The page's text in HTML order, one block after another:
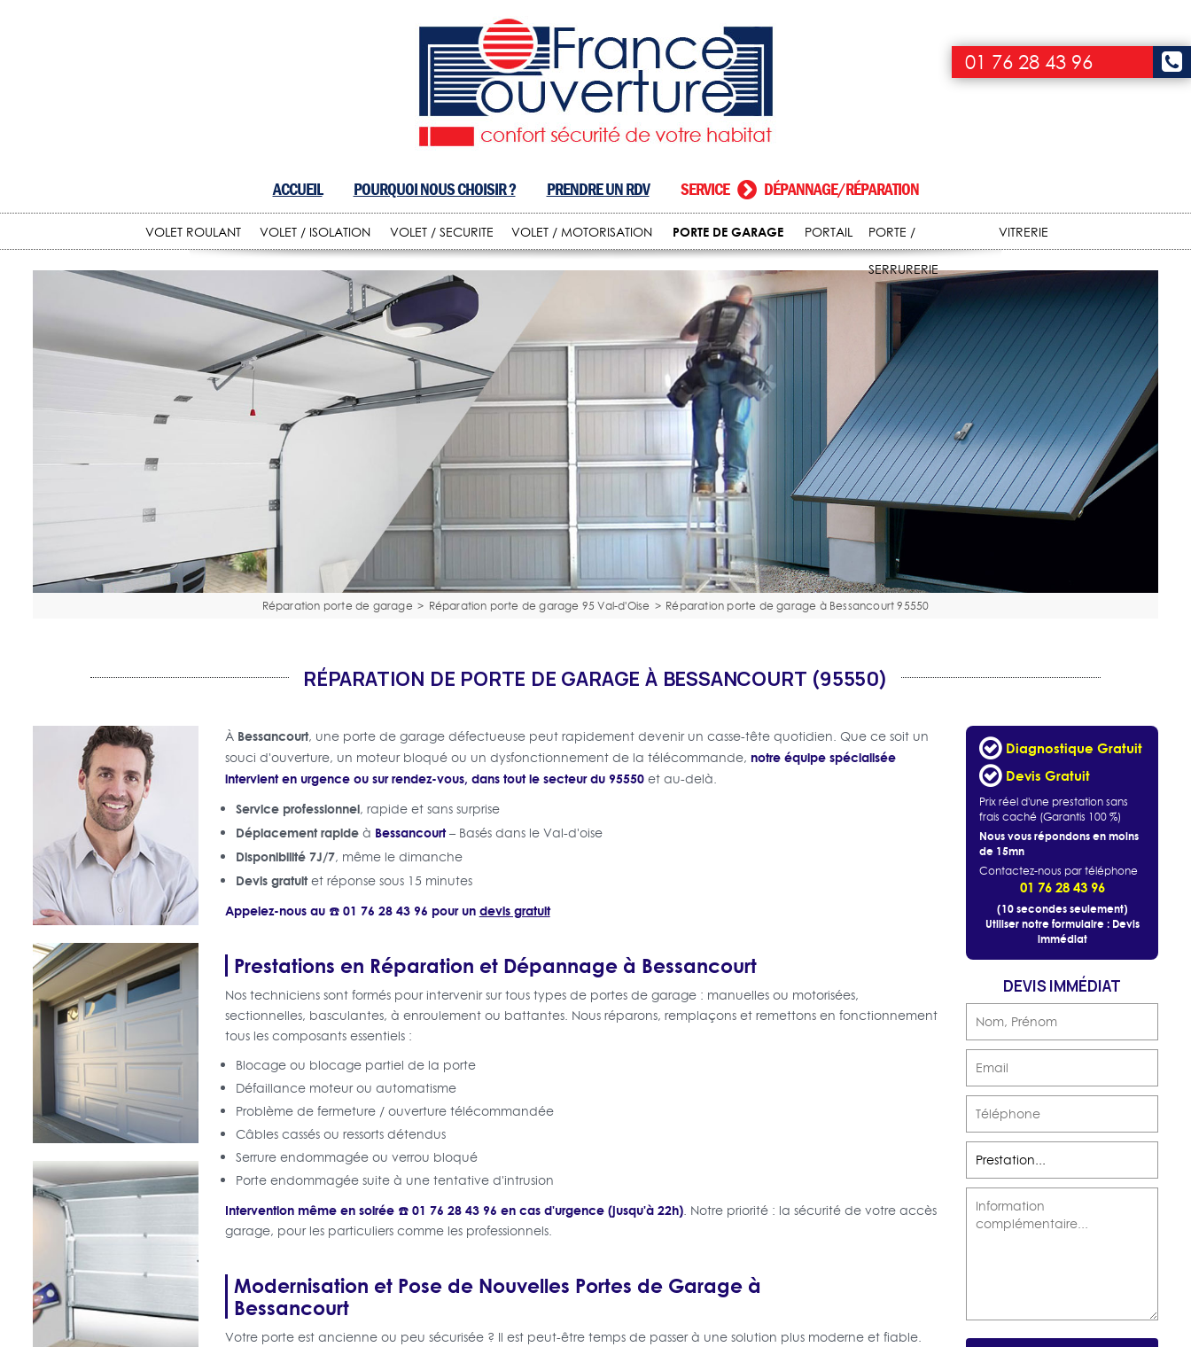
01 76 28 43 96
ACCUEIL POURQUOI NOUS CHOISIR ? PRENDRE UN RDV SERVICE DÉPANNAGE/RÉPARATION
VOLET ROULANT VOLET / ISOLATION VOLET / SECURITE VOLET / MOTORISATION PORTE DE GARAGE PORTAIL PORTE /
SERRURERIE
VITRERIE
Réparation porte de garage > Réparation porte de garage 95 Val-d'Oise > Réparation porte de garage à Bessancourt 95550
RÉPARATION DE PORTE DE GARAGE À BESSANCOURT (95550)
À Bessancourt, une porte de garage défectueuse peut rapidement devenir un casse-tête quotidien. Que ce soit un
souci d'ouverture, un moteur bloqué ou un dysfonctionnement de la télécommande, notre équipe spécialisée
intervient en urgence ou sur rendez-vous, dans tout le secteur du 95550et au-delà.
Service professionnel, rapide et sans surprise
Déplacement rapideà Bessancourt– Basés dans le Val-d'oise
Disponibilité 7J/7, même le dimanche
Devis gratuitet réponse sous 15 minutes
Appelez-nous au ☎️ 01 76 28 43 96 pour undevis gratuit
Prestations en Réparation et Dépannage à Bessancourt
Nos techniciens sont formés pour intervenir sur tous types de portes de garage : manuelles ou motorisées,
sectionnelles, basculantes, à enroulement ou battantes. Nous réparons, remplaçons et remettons en fonctionnement
tous les composants essentiels :
Blocage ou blocage partiel de la porte
Défaillance moteur ou automatisme
Problème de fermeture / ouverture télécommandée
Câbles cassés ou ressorts détendus
Serrure endommagée ou verrou bloqué
Porte endommagée suite à une tentative d'intrusion
Intervention même en soirée ☎️ 01 76 28 43 96 en cas d'urgence (jusqu'à 22h). Notre priorité : la sécurité de votre accès
garage, pour les particuliers comme les professionnels.
Modernisation et Pose de Nouvelles Portes de Garage à
Bessancourt
Votre porte est ancienne ou peu sécurisée ? Il est peut-être temps de passer à une solution plus moderne et fiable.
Diagnostique Gratuit
Devis Gratuit
Prix réel d'une prestation sans
frais caché (Garantis 100 %)
Nous vous répondons en moins
de 15mn
Contactez-nous par téléphone
01 76 28 43 96
(10 secondes seulement)
Utiliser notre formulaire : Devis
immédiat
DEVIS IMMÉDIAT